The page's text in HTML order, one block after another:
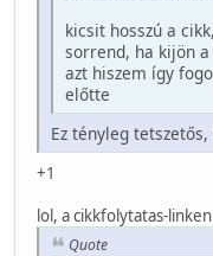
kicsit hosszú a
sorrend, ha kijön
azt hiszem így
előtte
Ez tényleg tetszetős,
+1
lol, a cikkfolytatas-linken
Quote